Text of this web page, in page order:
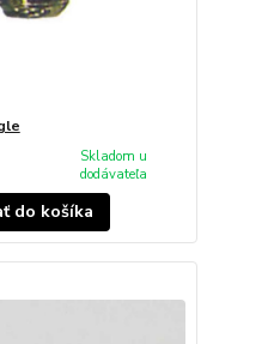
Skladom u
dodávateľa
do košíka